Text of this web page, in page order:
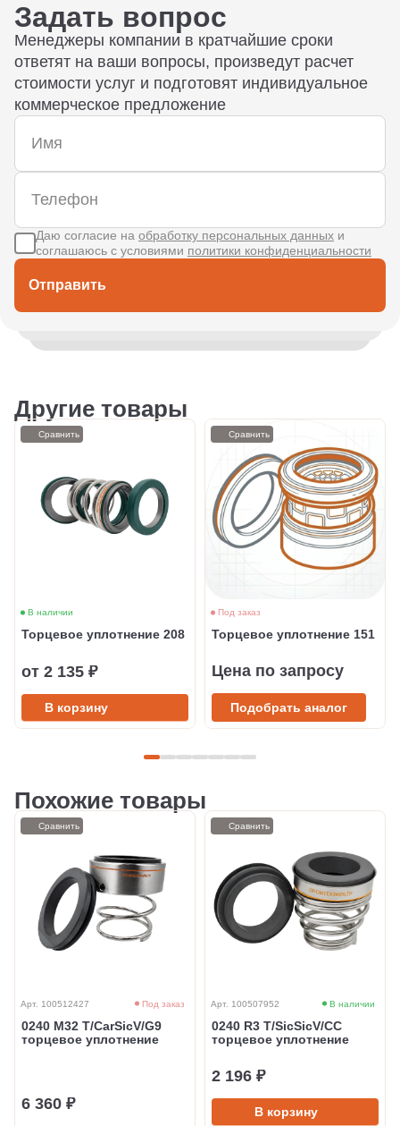
Задать вопрос
Менеджеры компании в кратчайшие сроки
ответят на ваши вопросы, произведут расчет
стоимости услуг и подготовят индивидуальное
коммерческое предложение
Отправить
Даю согласие на обработку персональных данных и
соглашаюсь с условиями политики конфиденциальности
Другие товары
В наличии
Торцевое уплотнение 208
от 2 135 ₽
В корзину
Сравнить
Под заказ
Торцевое уплотнение 151
Цена по запросу
Подобрать аналог
Сравнить
Похожие товары
Арт. 100512427 Под заказ
0240 M32 T/CarSicV/G9
торцевое уплотнение
6 360 ₽
Сравнить
Арт. 100507952 В наличии
0240 R3 T/SicSicV/CC
торцевое уплотнение
2 196 ₽
В корзину
Сравнить